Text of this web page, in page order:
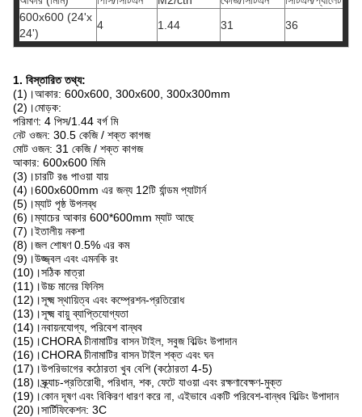
600x600 (24'x
24')
4 1.44 31 36
1. বিস্তারিত তথ্য:
(1)।আকার: 600x600, 300x600, 300x300mm
(2)।মোড়ক:
পরিমাণ: 4 পিস/1.44 বর্গ মি
নেট ওজন: 30.5 কেজি / শক্ত কাগজ
মোট ওজন: 31 কেজি / শক্ত কাগজ
আকার: 600x600 মিমি
(3)।চারটি রঙ পাওয়া যায়
(4)।600x600mm এর জন্য 12টি র্যান্ডম প্যাটার্ন
(5)।ম্যাট পৃষ্ঠ উপলব্ধ
(6)।ম্যাচের আকার 600*600mm ম্যাট আছে
(7)।ইতালীয় নকশা
(8)।জল শোষণ 0.5% এর কম
(9)।উজ্জ্বল এবং এমনকি রং
(10)।সঠিক মাত্রা
(11)।উচ্চ মানের ফিনিস
(12)।সূক্ষ্ম স্থায়িত্ব এবং কম্প্রেশন-প্রতিরোধ
(13)।সূক্ষ্ম বায়ু ব্যাপ্তিযোগ্যতা
(14)।নবায়নযোগ্য, পরিবেশ বান্ধব
(15)।CHORA চীনামাটির বাসন টাইল, সবুজ বিল্ডিং উপাদান
(16)।CHORA চীনামাটির বাসন টাইল শক্ত এবং ঘন
(17)।উপরিভাগের কঠোরতা খুব বেশি (কঠোরতা 4-5)
(18)।স্ক্র্যাচ-প্রতিরোধী, পরিধান, শক, ফেটে যাওয়া এবং রক্ষণাবেক্ষণ-মুক্ত
(19)।কোন দূষণ এবং বিকিরণ ধারণ করে না, এইভাবে একটি পরিবেশ-বান্ধব বিল্ডিং উপাদান
(20)।সার্টিফিকেশন: 3C